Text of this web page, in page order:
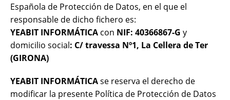
Española de Protección de Datos, en el que el
responsable de dicho fichero es:
YEABIT INFORMÁTICA con NIF: 40366867-G y
domicilio social: C/ travessa Nº1, La Cellera de Ter
(GIRONA)
YEABIT INFORMÁTICAse reserva el derecho de
modificar la presente Política de Protección de Datos